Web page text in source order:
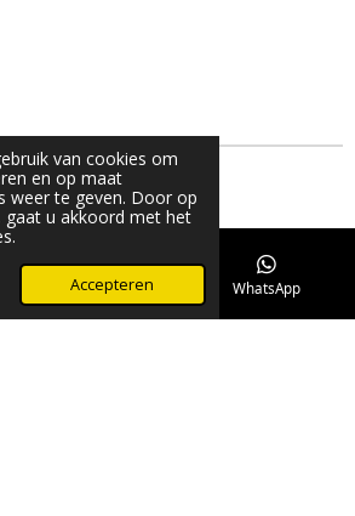
van cookies om
en op maat
weer te geven. Door op
gaat u akkoord met het
Accepteren
Deel Share Delen
Health - Meta Gloss
Telefoonnummer WhatsApp